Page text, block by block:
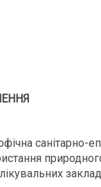
санітарно-